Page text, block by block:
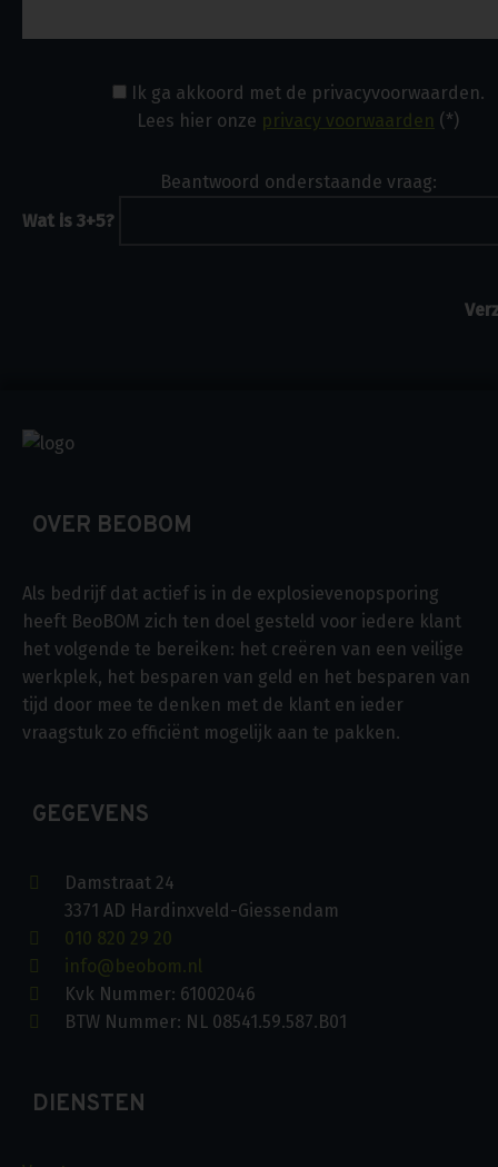
Ik ga akkoord met de privacyvoorwaarden.
Lees hier onze privacy voorwaarden (*)
Beantwoord onderstaande vraag:
Wat is 3+5?
OVER BEOBOM
Als bedrijf dat actief is in de explosievenopsporing
heeft BeoBOM zich ten doel gesteld voor iedere klant
het volgende te bereiken: het creëren van een veilige
werkplek, het besparen van geld en het besparen van
tijd door mee te denken met de klant en ieder
vraagstuk zo efficiënt mogelijk aan te pakken.
GEGEVENS
Damstraat 24
3371 AD Hardinxveld-Giessendam
010 820 29 20
info@beobom.nl
Kvk Nummer: 61002046
BTW Nummer: NL 08541.59.587.B01
DIENSTEN